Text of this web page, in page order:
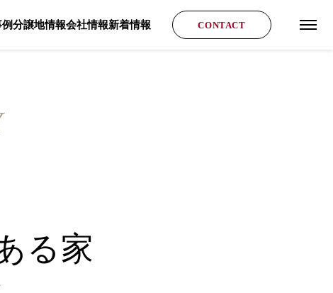
分譲地情報会社情報新着情報 CONTACT
グロ
る家